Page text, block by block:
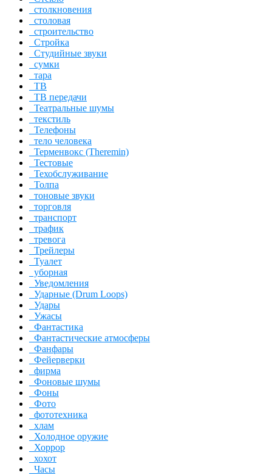
столкновения
столовая
строительство
Стройка
Студийные звуки
сумки
тара
ТВ
ТВ передачи
Театральные шумы
текстиль
Телефоны
тело человека
Терменвокс (Theremin)
Тестовые
Техобслуживание
Толпа
тоновые звуки
торговля
транспорт
трафик
тревога
Трейлеры
Туалет
уборная
Уведомления
Ударные (Drum Loops)
Удары
Ужасы
Фантастика
Фантастические атмосферы
Фанфары
Фейерверки
фирма
Фоновые шумы
Фоны
Фото
фототехника
хлам
Холодное оружие
Хоррор
хохот
Часы